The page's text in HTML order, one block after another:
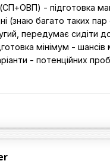
- підготовка
(знаю багато таких
передумає сидіти
мінімум -
- потенційних